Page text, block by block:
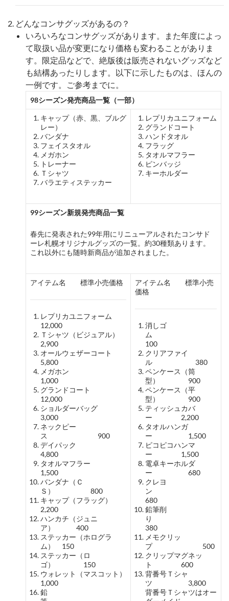
どんなコンサグッズがあるの？
いろいろなコンサグッズがあります。また年度によっ
て取扱い品が変更になり価格も変わることがありま
す。限定品などで、絶版後は販売されないグッズなど
も結構あったりします。以下に示したものは、ほんの
一例です。ご参考までに。
98シーズン発売商品一覧（一部）
キャップ（赤、黒、ブルグ
レー）
バンダナ
フェイスタオル
メガホン
トレーナー
Ｔシャツ
バラエティステッカー
レプリカユニフォーム
グランドコート
ハンドタオル
フラッグ
タオルマフラー
ピンバッジ
キーホルダー
99シーズン新規発売商品一覧
春先に発表された99年用にリニューアルされたコンサド
ーレ札幌オリジナルグッズの一覧。約30種類あります。
これ以外にも随時新商品が追加されました。
アイテム名 標準小売価格
レプリカユニフォーム
12,000
Ｔシャツ（ビジュアル）
2,900
オールウェザーコート
5,800
メガホン
1,000
グランドコート
12,000
ショルダーバッグ
3,000
ネックピー
ス 900
デイパック
4,800
タオルマフラー
1,500
バンダナ（Ｃ
Ｓ） 800
キャップ（フラッグ）
2,200
ハンカチ（ジュニ
ア） 400
ステッカー（ホログラ
ム） 150
ステッカー（ロ
ゴ） 150
ウォレット（マスコット）
1,000
鉛
アイテム名 標準小売
価格
消しゴ
ム
100
クリアファイ
ル 380
ペンケース（筒
型） 900
ペンケース（平
型） 900
ティッシュカバ
ー 2,200
タオルハンガ
ー 1,500
ピコピコハンマ
ー 1,500
電卓キーホルダ
ー 680
クレヨ
ン
680
鉛筆削
り
380
メモクリッ
プ 500
クリップマグネッ
ト 600
背番号Ｔシャ
ツ 3,800
背番号Ｔシャツはオー